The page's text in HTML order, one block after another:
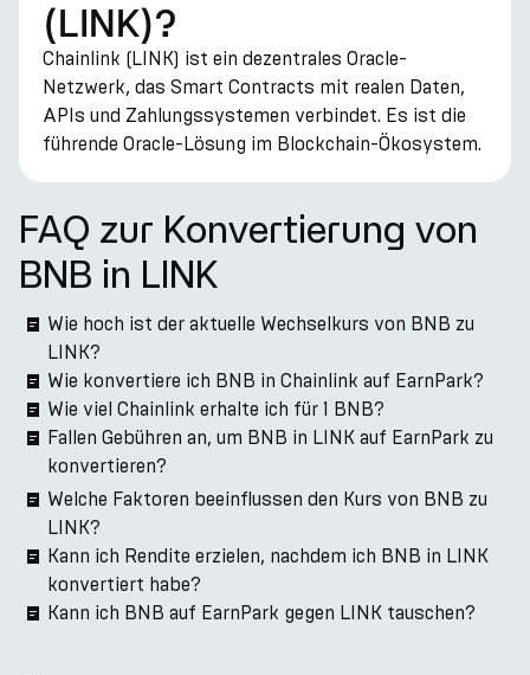
(LINK)?
Chainlink (LINK) ist ein dezentrales Oracle-
Netzwerk, das Smart Contracts mit realen Daten,
APIs und Zahlungssystemen verbindet. Es ist die
führende Oracle-Lösung im Blockchain-Ökosystem.
FAQ zur Konvertierung von
BNB in LINK
Wie hoch ist der aktuelle Wechselkurs von BNB zu
LINK?
Wie konvertiere ich BNB in Chainlink auf EarnPark?
Wie viel Chainlink erhalte ich für 1 BNB?
Fallen Gebühren an, um BNB in LINK auf EarnPark zu
konvertieren?
Welche Faktoren beeinflussen den Kurs von BNB zu
LINK?
Kann ich Rendite erzielen, nachdem ich BNB in LINK
konvertiert habe?
Kann ich BNB auf EarnPark gegen LINK tauschen?